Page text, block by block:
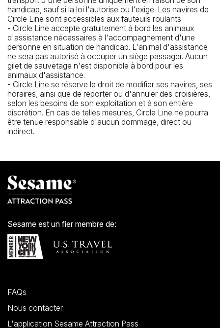
handicap, sauf si la loi l'autorise ou l'exige. Les navires de
Circle Line sont accessibles aux fauteuils roulants.
- Circle Line accepte gratuitement à bord les animaux
d'assistance nécessaires à l'accompagnement d'une
personne en situation de handicap. L'animal d'assistance
ne sera pas autorisé à occuper un siège passager. Aucun
gilet de sauvetage n'est disponible à bord pour les
animaux d'assistance.
- Circle Line se réserve le droit de modifier ses navires, ses
horaires, ainsi que de reporter ou d'annuler des croisières,
selon les besoins de son exploitation et à son entière
discrétion. En cas de telles mesures, Circle Line ne pourra
être tenue responsable d'aucun dommage, direct ou
indirect.
Sesame est un fier membre de:
FAQs
Nous contacter
L'application Sesame Attraction Pass